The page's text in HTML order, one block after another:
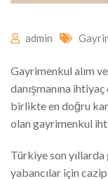
admin
Gayrimenkul alım
danışmanına
birlikte en doğru
olan gayrimenkul
Türkiye son yıllarda
yabancılar için